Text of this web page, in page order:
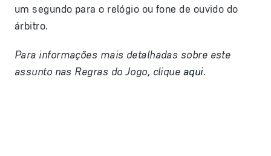
um segundo para o relógio ou fone de ouvido do
árbitro.
Para informações mais detalhadas sobre este
assunto nas Regras do Jogo, clique aqui.